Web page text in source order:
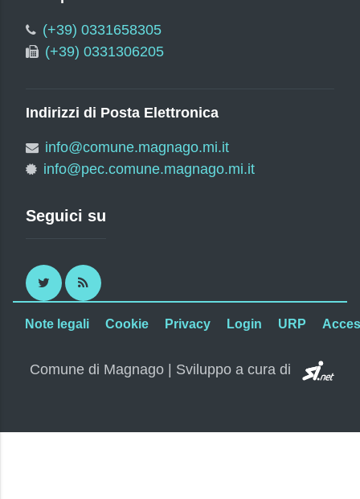
(+39) 0331658305
(+39) 0331306205
Indirizzi di Posta Elettronica
info@comune.magnago.mi.it
info@pec.comune.magnago.mi.it
Seguici su
Twitter RSS
Note legali Cookie Privacy Login URP
Comune di Magnago | Sviluppo a cura di